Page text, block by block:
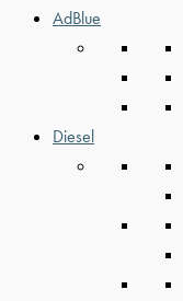
AdBlue
Diesel